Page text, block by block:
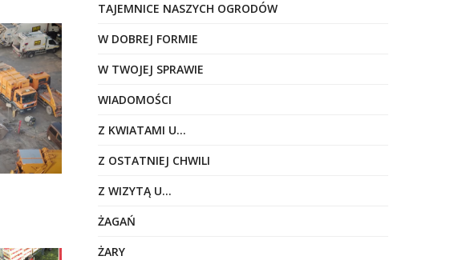
TAJEMNICE NASZYCH OGRODÓW
W DOBREJ FORMIE
W TWOJEJ SPRAWIE
WIADOMOŚCI
Z KWIATAMI U…
Z OSTATNIEJ CHWILI
Z WIZYTĄ U…
ŻAGAŃ
ŻARY